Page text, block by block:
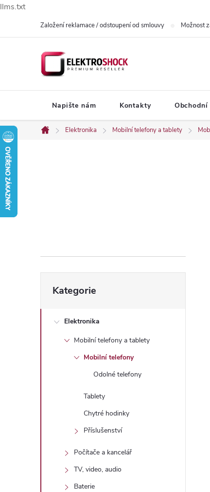
llms.txt
Založení reklamace / odstoupení od smlouvy Možnost
Napište nám Kontakty
Domů
Elektronika Mobilní telefony a tablety
r
n
kategorie
Kategorie
Elektronika
Mobilní telefony a tablety
Mobilní telefony
Odolné telefony
Tablety
Chytré hodinky
Příslušenství
Počítače a kancelář
TV, video, audio
Baterie